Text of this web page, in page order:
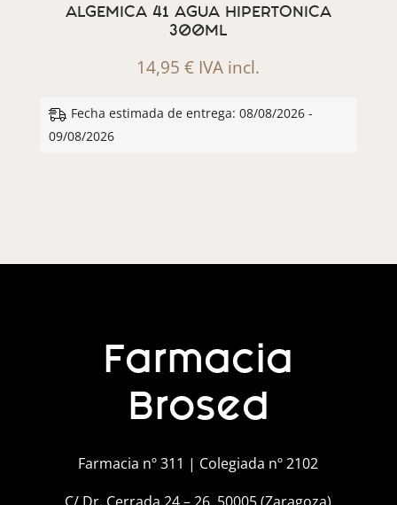
ALGEMICA 41 AGUA HIPERTONICA
300ML
14,95€ IVA incl.
Fecha estimada de entrega: 08/08/2026 -
09/08/2026
Farmacia
Brosed
Farmacia nº 311 | Colegiada nº 2102